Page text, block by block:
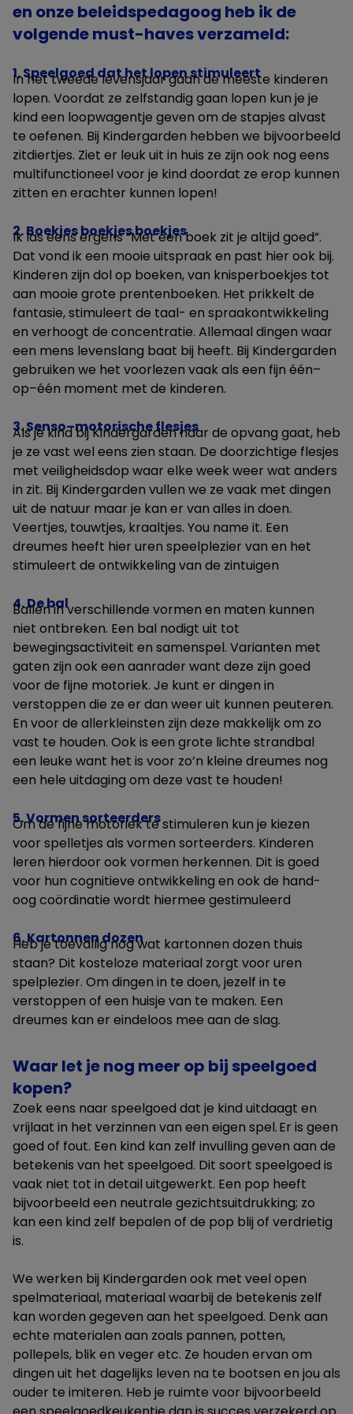
en onze beleidspedagoog heb ik de
volgende must-haves verzameld:
1. Speelgoed dat het lopen stimuleert
In het tweede levensjaar gaan de meeste kinderen
lopen. Voordat ze zelfstandig gaan lopen kun je je
kind een loopwagentje geven om de stapjes alvast
te oefenen. Bij Kindergarden hebben we bijvoorbeeld
zitdiertjes. Ziet er leuk uit in huis ze zijn ook nog eens
multifunctioneel voor je kind doordat ze erop kunnen
zitten en erachter kunnen lopen!
2. Boekjes boekjes boekjes
Ik las eens ergens “Met een boek zit je altijd goed”.
Dat vond ik een mooie uitspraak en past hier ook bij.
Kinderen zijn dol op boeken, van knisperboekjes tot
aan mooie grote prentenboeken. Het prikkelt de
fantasie, stimuleert de taal- en spraakontwikkeling
en verhoogt de concentratie. Allemaal dingen waar
een mens levenslang baat bij heeft. Bij Kindergarden
gebruiken we het voorlezen vaak als een fijn één–
op–één moment met de kinderen.
3. Senso–motorische flesjes
Als je kind bij Kindergarden naar de opvang gaat, heb
je ze vast wel eens zien staan. De doorzichtige flesjes
met veiligheidsdop waar elke week weer wat anders
in zit. Bij Kindergarden vullen we ze vaak met dingen
uit de natuur maar je kan er van alles in doen.
Veertjes, touwtjes, kraaltjes. You name it. Een
dreumes heeft hier uren speelplezier van en het
stimuleert de ontwikkeling van de zintuigen
4. De bal
Ballen in verschillende vormen en maten kunnen
niet ontbreken. Een bal nodigt uit tot
bewegingsactiviteit en samenspel. Varianten met
gaten zijn ook een aanrader want deze zijn goed
voor de fijne motoriek. Je kunt er dingen in
verstoppen die ze er dan weer uit kunnen peuteren.
En voor de allerkleinsten zijn deze makkelijk om zo
vast te houden. Ook is een grote lichte strandbal
een leuke want het is voor zo’n kleine dreumes nog
een hele uitdaging om deze vast te houden!
5. Vormen sorteerders
Om de fijne motoriek te stimuleren kun je kiezen
voor spelletjes als vormen sorteerders. Kinderen
leren hierdoor ook vormen herkennen. Dit is goed
voor hun cognitieve ontwikkeling en ook de hand-
oog coördinatie wordt hiermee gestimuleerd
6. Kartonnen dozen
Heb je toevallig nog wat kartonnen dozen thuis
staan? Dit kosteloze materiaal zorgt voor uren
spelplezier. Om dingen in te doen, jezelf in te
verstoppen of een huisje van te maken. Een
dreumes kan er eindeloos mee aan de slag.
Waar let je nog meer op bij speelgoed
kopen?
Zoek eens naar speelgoed dat je kind uitdaagt en
vrijlaat in het verzinnen van een eigen spel. Er is geen
goed of fout. Een kind kan zelf invulling geven aan de
betekenis van het speelgoed. Dit soort speelgoed is
vaak niet tot in detail uitgewerkt. Een pop heeft
bijvoorbeeld een neutrale gezichtsuitdrukking; zo
kan een kind zelf bepalen of de pop blij of verdrietig
is.
We werken bij Kindergarden ook met veel open
spelmateriaal, materiaal waarbij de betekenis zelf
kan worden gegeven aan het speelgoed. Denk aan
echte materialen aan zoals pannen, potten,
pollepels, blik en veger etc. Ze houden ervan om
dingen uit het dagelijks leven na te bootsen en jou als
ouder te imiteren. Heb je ruimte voor bijvoorbeeld